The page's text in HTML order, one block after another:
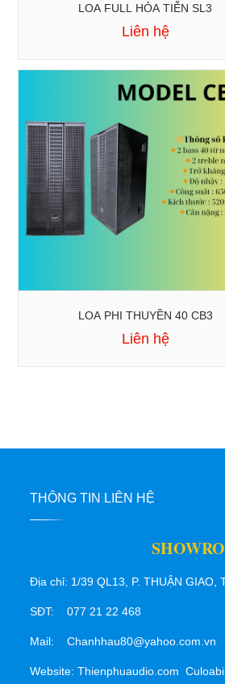
LOA FULL HỎA TIỄN SL3
Liên hệ
LOA PHI THUYỀN 40 CB3
Liên hệ
THÔNG TIN LIÊN HỆ
Địa chỉ: 1/39 QL13, P. THUẬN GIAO,
SĐT: 077 21 22 468
Mail: Chanhhau80@yahoo.com.vn
Website: Thienphuaudio.com